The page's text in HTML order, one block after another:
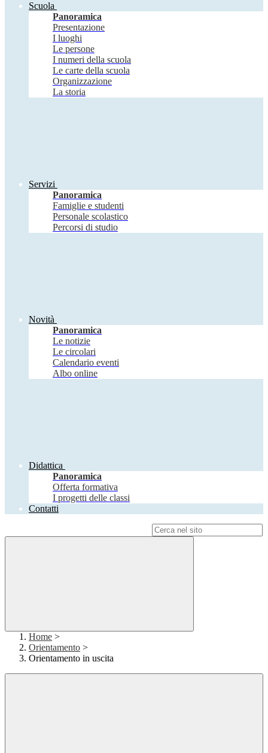
Scuola
Panoramica
Presentazione
I luoghi
Le persone
I numeri della scuola
Le carte della scuola
Organizzazione
La storia
Servizi
Panoramica
Famiglie e studenti
Personale scolastico
Percorsi di studio
Novità
Panoramica
Le notizie
Le circolari
Calendario eventi
Albo online
Didattica
Panoramica
Offerta formativa
I progetti delle classi
Contatti
Home >
Orientamento >
Orientamento in uscita